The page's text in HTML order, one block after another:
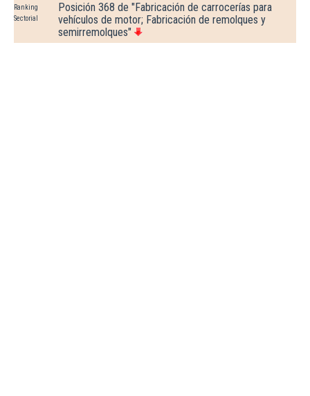
Ranking
Sectorial
Posición 368 de "Fabricación de carrocerías para
vehículos de motor; Fabricación de remolques y
semirremolques"